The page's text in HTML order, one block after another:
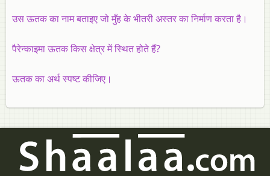
उस ऊतक का नाम बताइए जो मुँह के भीतरी अस्तर का निर्माण करता है।
पैरेन्काइमा ऊतक किस क्षेत्र में स्थित होते हैं?
ऊतक का अर्थ स्पष्ट कीजिए।